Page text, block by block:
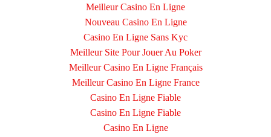
Meilleur Casino En Ligne
Nouveau Casino En Ligne
Casino En Ligne Sans Kyc
Meilleur Site Pour Jouer Au Poker
Meilleur Casino En Ligne Français
Meilleur Casino En Ligne France
Casino En Ligne Fiable
Casino En Ligne Fiable
Casino En Ligne